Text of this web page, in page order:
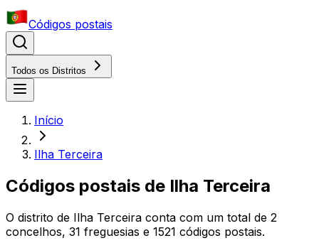
Códigos postais
Todos os Distritos
Início
Ilha Terceira
Códigos postais de Ilha Terceira
O distrito de Ilha Terceira conta com um total de 2
concelhos, 31 freguesias e 1521 códigos postais.